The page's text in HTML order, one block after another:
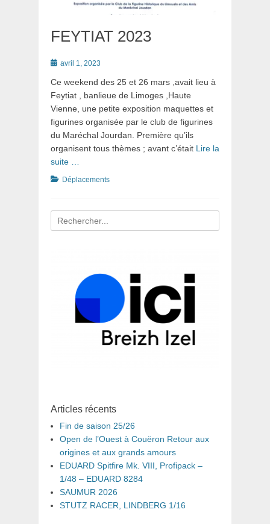
FEYTIAT 2023
Postéavril 1, 2023
Ce weekend des 25 et 26 mars ,avait lieu à
Feytiat , banlieue de Limoges ,Haute
Vienne, une petite exposition maquettes et
figurines organisée par le club de figurines
du Maréchal Jourdan. Première qu’ils
organisent tous thèmes ; avant c’était Lire la
suite …
Catégories
Déplacements
Recherche
pour
Articles récents
Fin de saison 25/26
Open de l’Ouest à Couëron Retour aux
origines et aux grands amours
EDUARD Spitfire Mk. VIII, Profipack –
1/48 – EDUARD 8284
SAUMUR 2026
STUTZ RACER, LINDBERG 1/16